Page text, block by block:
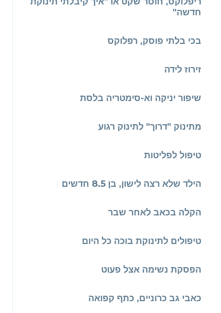
חדשה"
בכי בלתי פוסק, רפלוקס
זירוז לידה
שיפור יניקה וא-סימטריה בלסת
מתינוק "דרוך" לתינוק רגוע
טיפול לפליטות
הילד שלא רצה לישון, בן 8.5 חדשים
הקלה בכאב לאחר שבר
טיפולים לתינוקת בוכה כל היום
הפסקת נשימה אצל פעוט
כאבי גב כרוניים, כתף קפואה